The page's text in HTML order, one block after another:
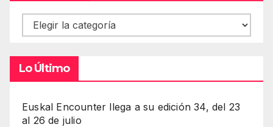
Contenidos
Lo Último
Euskal Encounter llega a su edición 34, del 23
al 26 de julio